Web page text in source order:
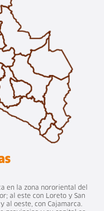
en la zona nororiental del
al este con Loreto y San
al oeste, con Cajamarca.